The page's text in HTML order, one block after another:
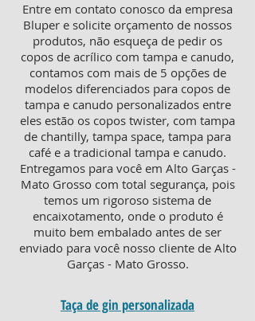
Entre em contato conosco da empresa
Bluper e solicite orçamento de nossos
produtos, não esqueça de pedir os
copos de acrílico com tampa e canudo,
contamos com mais de 5 opções de
modelos diferenciados para copos de
tampa e canudo personalizados entre
eles estão os copos twister, com tampa
de chantilly, tampa space, tampa para
café e a tradicional tampa e canudo.
Entregamos para você em Alto Garças -
Mato Grosso com total segurança, pois
temos um rigoroso sistema de
encaixotamento, onde o produto é
muito bem embalado antes de ser
enviado para você nosso cliente de Alto
Garças - Mato Grosso.
Taça de gin personalizada